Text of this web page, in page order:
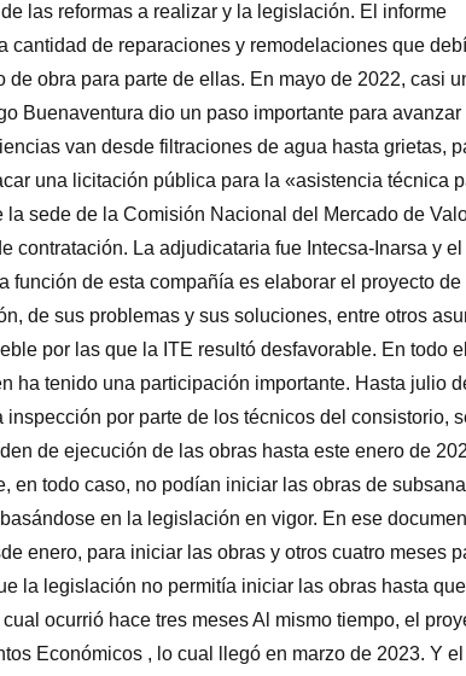
las reformas a realizar y la legislación. El informe
cantidad de reparaciones y remodelaciones que
de obra para parte de ellas. En mayo de 2022, casi
Buenaventura dio un paso importante para avanzar
van desde filtraciones de agua hasta grietas,
una licitación pública para la «asistencia técnica
sede de la Comisión Nacional del Mercado de
contratación. La adjudicataria fue Intecsa-Inarsa y el
función de esta compañía es elaborar el proyecto de
de sus problemas y sus soluciones, entre otros
por las que la ITE resultó desfavorable. En todo el
ha tenido una participación importante. Hasta julio
por parte de los técnicos del consistorio,
de ejecución de las obras hasta este enero de
en todo caso, no podían iniciar las obras de
en la legislación en vigor. En ese
enero, para iniciar las obras y otros cuatro meses
la legislación no permitía iniciar las obras hasta
ocurrió hace tres meses Al mismo tiempo, el
Económicos , lo cual llegó en marzo de 2023. Y